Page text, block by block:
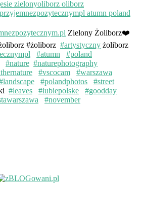
Zielony Żoliborz❤️
#żoliborz #artystyczny żoliborz
#atumn
#poland
#nature #naturephotography
#vscocam
#warszawa
#polandphotos
#street
#leaves #lubiepolske
#goodday
#november